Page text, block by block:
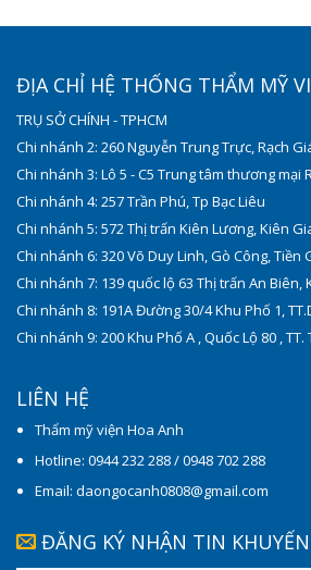
ĐỊA CHỈ HỆ THỐNG THẨM MỸ
TRỤ SỞ CHÍNH - TPHCM
Chi nhánh 2: 260 Nguyễn Trung Trực, Rạch
Chi nhánh 3: Lô 5 - C5 Trung tâm thương mại
Chi nhánh 4: 257 Trần Phú, Tp Bạc Liêu
Chi nhánh 5: 572 Thị trấn Kiên Lương, Kiên
Chi nhánh 6: 320 Võ Duy Linh, Gò Công, Tiền
Chi nhánh 7: 139 quốc lộ 63 Thị trấn An Biên,
Chi nhánh 8: 191A Đường 30/4 Khu Phố 1,
Chi nhánh 9: 200 Khu Phố A , Quốc Lộ 80 ,
LIÊN HỆ
Thẩm mỹ viện Hoa Anh
Hotline: 0944 232 288 / 0948 702 288
Email: daongocanh0808@gmail.com
ĐĂNG KÝ NHẬN TIN